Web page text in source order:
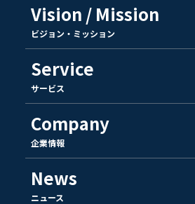
Vision / Mission
ビジョン・ミッション
Service
サービス
Company
企業情報
News
ニュース